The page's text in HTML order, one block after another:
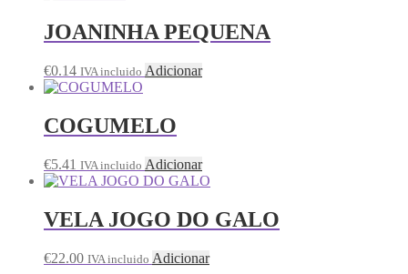
JOANINHA PEQUENA
€0.14 IVA incluido Adicionar
COGUMELO
€5.41 IVA incluido Adicionar
VELA JOGO DO GALO
€22.00 IVA incluido Adicionar